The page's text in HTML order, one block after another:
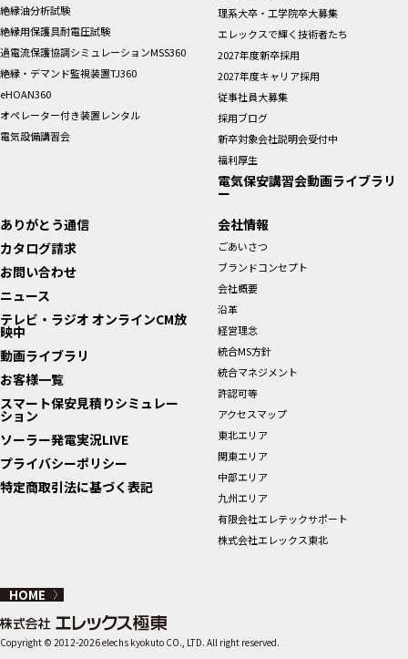
絶縁油分析試験
絶縁用保護具耐電圧試験
過電流保護協調シミュレーションMSS360
絶縁・デマンド監視装置TJ360
eHOAN360
オペレーター付き装置レンタル
電気設備講習会
理系大卒・工学院卒大募集
エレックスで輝く技術者たち
2027年度新卒採用
2027年度キャリア採用
従事社員大募集
採用ブログ
新卒対象会社説明会受付中
福利厚生
電気保安講習会動画ライブラリ
ー
ありがとう通信
カタログ請求
お問い合わせ
ニュース
テレビ・ラジオ オンラインCM放
映中
動画ライブラリ
お客様一覧
スマート保安見積りシミュレー
ション
ソーラー発電実況LIVE
プライバシーポリシー
特定商取引法に基づく表記
会社情報
ごあいさつ
ブランドコンセプト
会社概要
沿革
経営理念
統合MS方針
統合マネジメント
許認可等
アクセスマップ
東北エリア
関東エリア
中部エリア
九州エリア
有限会社エレテックサポート
株式会社エレックス東北
Copyright © 2012-2026 elechs kyokuto CO., LTD. All right reserved.
HOME